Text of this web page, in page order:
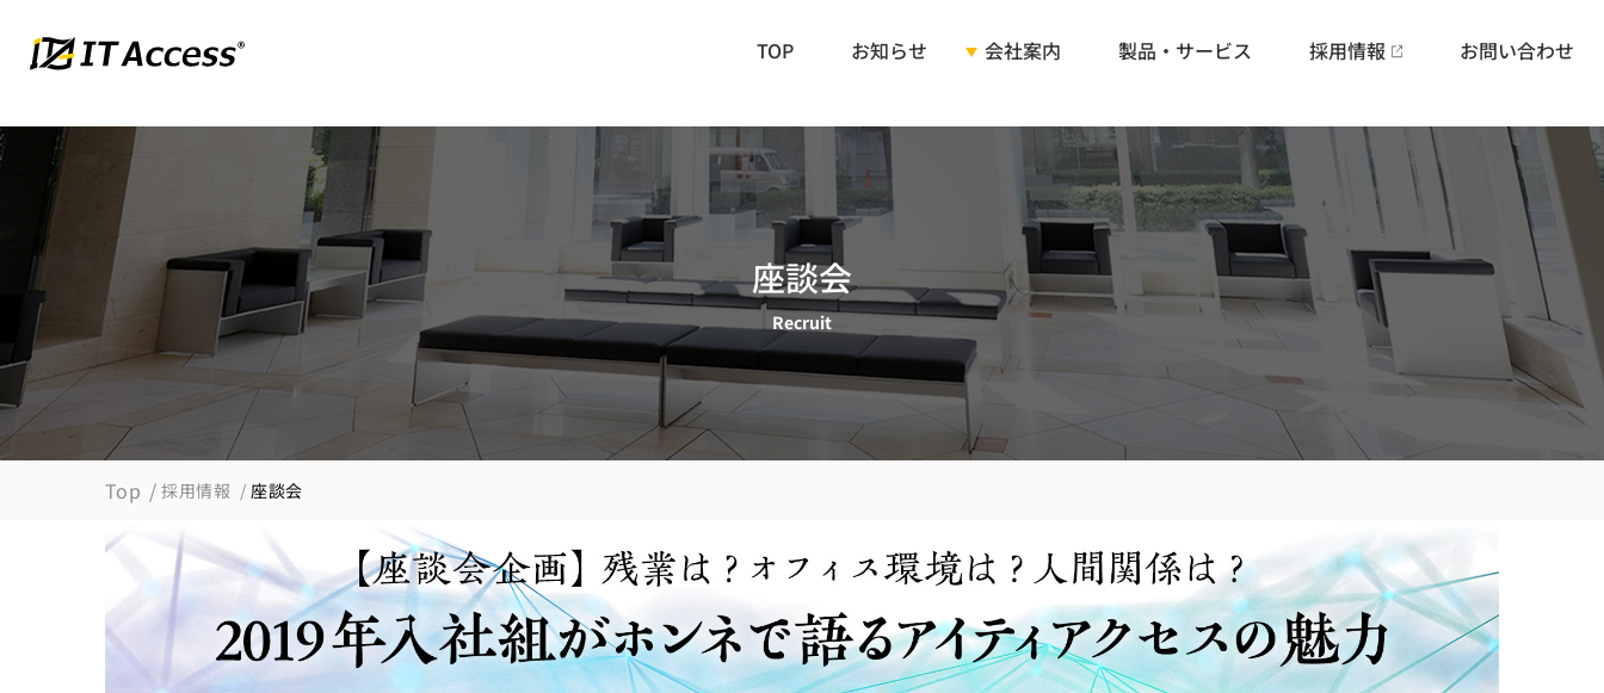
TOP お知らせ 会社案内
企業理念
製品・サービス 採用情報 お問い合わせ
座談会
Recruit
Top 採用情報 座談会